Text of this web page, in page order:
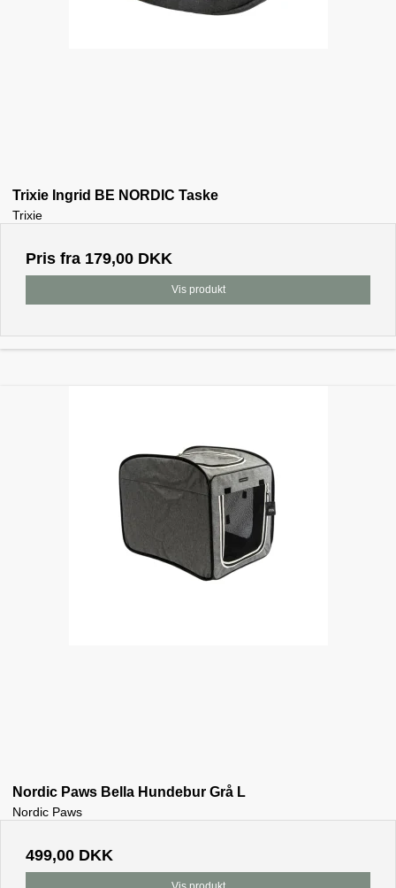
Trixie Ingrid BE NORDIC Taske
Trixie
Pris fra 179,00 DKK
Vis produkt
Nordic Paws Bella Hundebur Grå L
Nordic Paws
499,00 DKK